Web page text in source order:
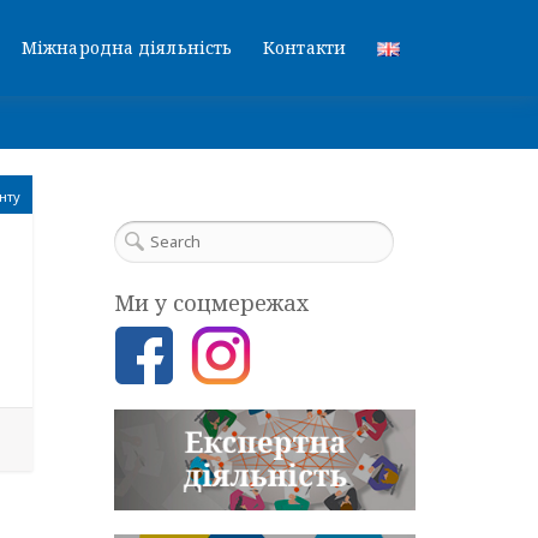
Міжнародна діяльність Контакти
Ми у соцмережах